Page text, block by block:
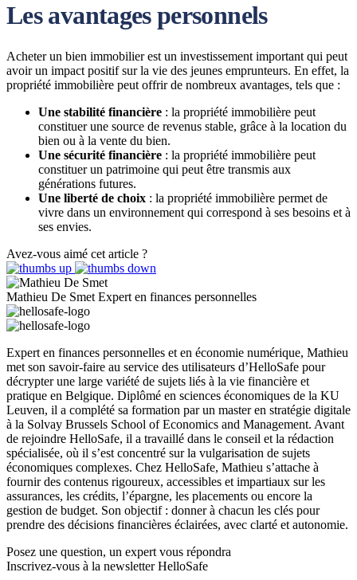
Les avantages personnels
Acheter un bien immobilier est un investissement important qui peut
avoir un impact positif sur la vie des jeunes emprunteurs. En effet, la
propriété immobilière peut offrir de nombreux avantages, tels que :
Une stabilité financière : la propriété immobilière peut
constituer une source de revenus stable, grâce à la location du
bien ou à la vente du bien.
Une sécurité financière : la propriété immobilière peut
constituer un patrimoine qui peut être transmis aux
générations futures.
Une liberté de choix : la propriété immobilière permet de
vivre dans un environnement qui correspond à ses besoins et à
ses envies.
Avez-vous aimé cet article ?
Mathieu De Smet Expert en finances personnelles
Expert en finances personnelles et en économie numérique, Mathieu
met son savoir-faire au service des utilisateurs d’HelloSafe pour
décrypter une large variété de sujets liés à la vie financière et
pratique en Belgique. Diplômé en sciences économiques de la KU
Leuven, il a complété sa formation par un master en stratégie digitale
à la Solvay Brussels School of Economics and Management. Avant
de rejoindre HelloSafe, il a travaillé dans le conseil et la rédaction
spécialisée, où il s’est concentré sur la vulgarisation de sujets
économiques complexes. Chez HelloSafe, Mathieu s’attache à
fournir des contenus rigoureux, accessibles et impartiaux sur les
assurances, les crédits, l’épargne, les placements ou encore la
gestion de budget. Son objectif : donner à chacun les clés pour
prendre des décisions financières éclairées, avec clarté et autonomie.
Posez une question, un expert vous répondra
Inscrivez-vous à la newsletter HelloSafe